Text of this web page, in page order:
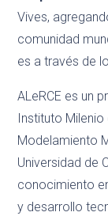
Vives,
comunidad
es a través de
ALeRCE es un
Instituto
Modelamiento
Universidad de
conocimiento
y desarrollo